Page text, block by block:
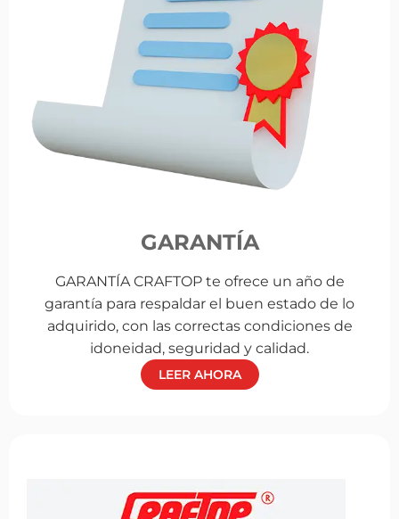
GARANTÍA
GARANTÍA CRAFTOP te ofrece un año de
garantía para respaldar el buen estado de lo
adquirido, con las correctas condiciones de
idoneidad, seguridad y calidad.
LEER AHORA